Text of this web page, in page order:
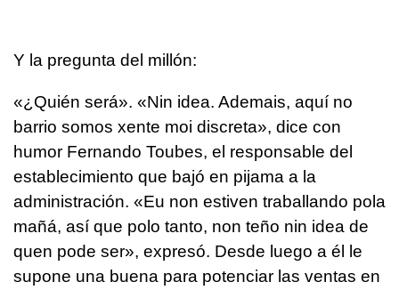
Y la pregunta del millón:
«¿Quién será». «Nin idea. Ademais, aquí no
barrio somos xente moi discreta», dice con
humor Fernando Toubes, el responsable del
establecimiento que bajó en pijama a la
administración. «Eu non estiven traballando pola
mañá, así que polo tanto, non teño nin idea de
quen pode ser», expresó. Desde luego a él le
supone una buena para potenciar las ventas en